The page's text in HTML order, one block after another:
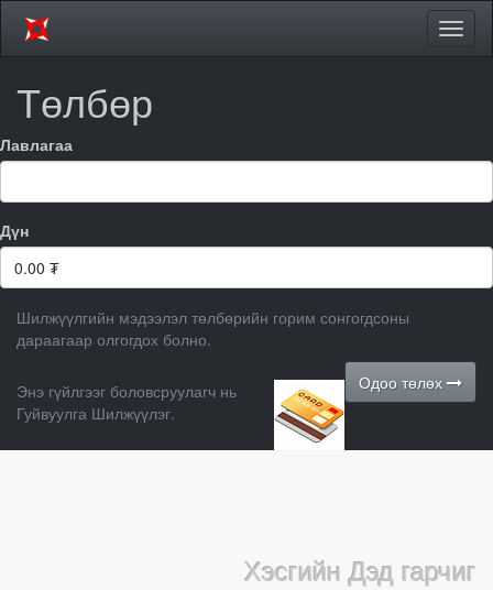
Төлбөр
Лавлагаа
Дүн
0.00 ₮
Шилжүүлгийн мэдээлэл төлбөрийн горим сонгогдсоны
дараагаар олгогдох болно.
Одоо төлөх
Энэ гүйлгээг боловсруулагч нь
Гуйвуулга Шилжүүлэг.
Хэсгийн Дэд гарчиг